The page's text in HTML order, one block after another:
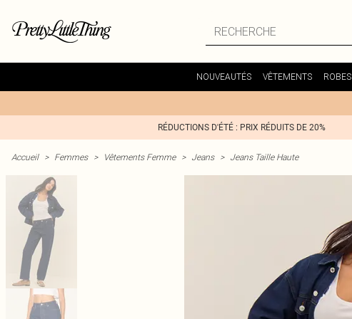
NOUVEAUTÉS VÊTEMENTS ROBES
RÉDUCTIONS D'ÉTÉ : PRIX RÉDUITS DE 20%
Accueil > Femmes > Vêtements Femme > Jeans > Jeans Taille Haute